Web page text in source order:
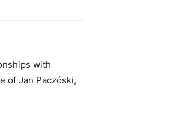
with
of Jan Paczóski,